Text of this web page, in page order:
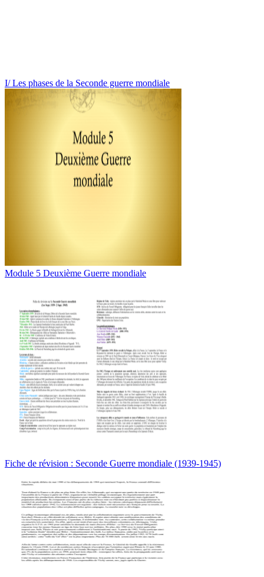
I/ Les phases de la Seconde guerre mondiale
Module 5 Deuxième Guerre mondiale
Fiche de révision : Seconde Guerre mondiale (1939-1945)